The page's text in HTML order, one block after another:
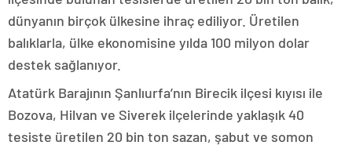
dünyanın birçok ülkesine ihraç ediliyor. Üretilen
balıklarla, ülke ekonomisine yılda 100 milyon dolar
destek sağlanıyor.
Atatürk Barajının Şanlıurfa’nın Birecik ilçesi kıyısı ile
Bozova, Hilvan ve Siverek ilçelerinde yaklaşık 40
tesiste üretilen 20 bin ton sazan, şabut ve somon